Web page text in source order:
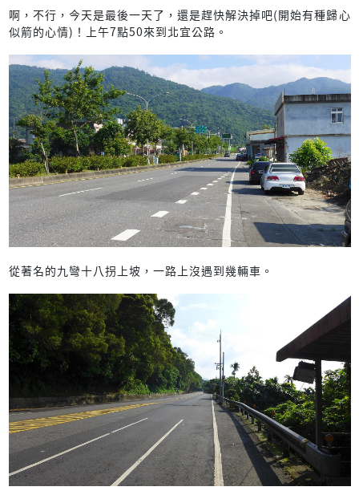
啊，不行，今天是最後一天了，還是趕快解決掉吧(開始有種歸心
似箭的心情)！上午7點50來到北宜公路。
從著名的九彎十八拐上坡，一路上沒遇到幾輛車。